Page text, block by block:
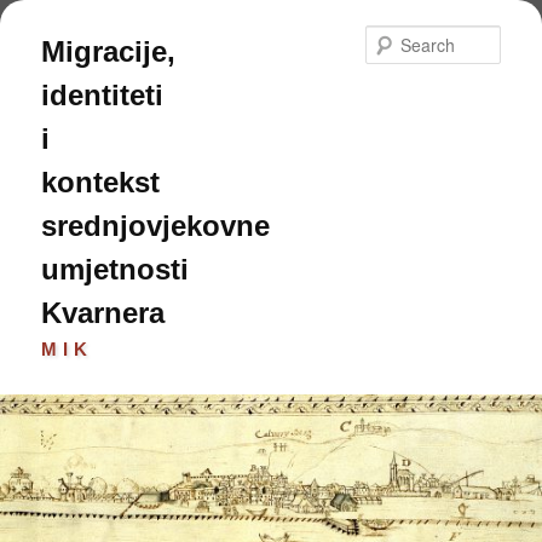
Skip
primary
content
Migracije,
identiteti
i
kontekst
srednjovjekovne
umjetnosti
Kvarnera
MIK